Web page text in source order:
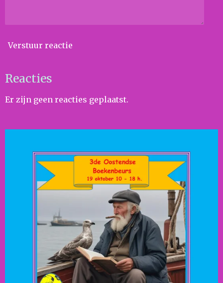
Verstuur reactie
Reacties
Er zijn geen reacties geplaatst.